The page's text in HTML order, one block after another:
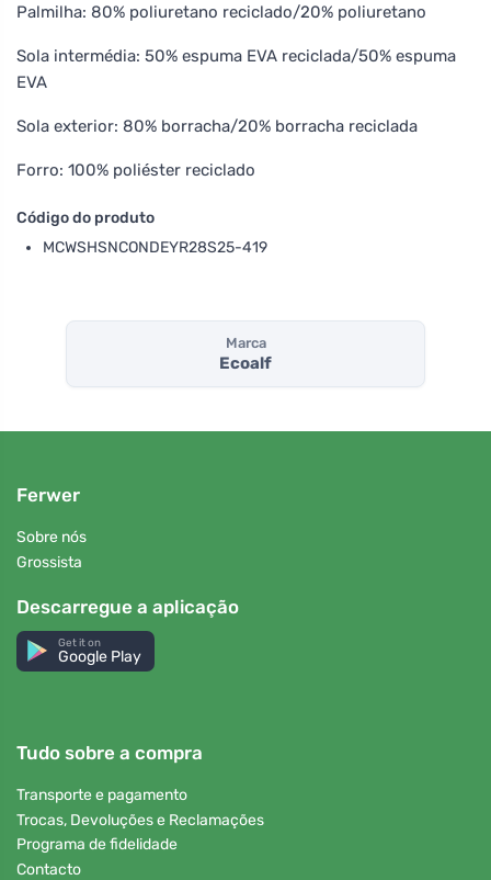
Palmilha: 80% poliuretano reciclado/20% poliuretano
Sola intermédia: 50% espuma EVA reciclada/50% espuma
EVA
Sola exterior: 80% borracha/20% borracha reciclada
Forro: 100% poliéster reciclado
Código do produto
MCWSHSNCONDEYR28S25-419
Marca
Ecoalf
Ferwer
Sobre nós
Grossista
Descarregue a aplicação
Get it on
Google Play
Tudo sobre a compra
Transporte e pagamento
Trocas, Devoluções e Reclamações
Programa de fidelidade
Contacto